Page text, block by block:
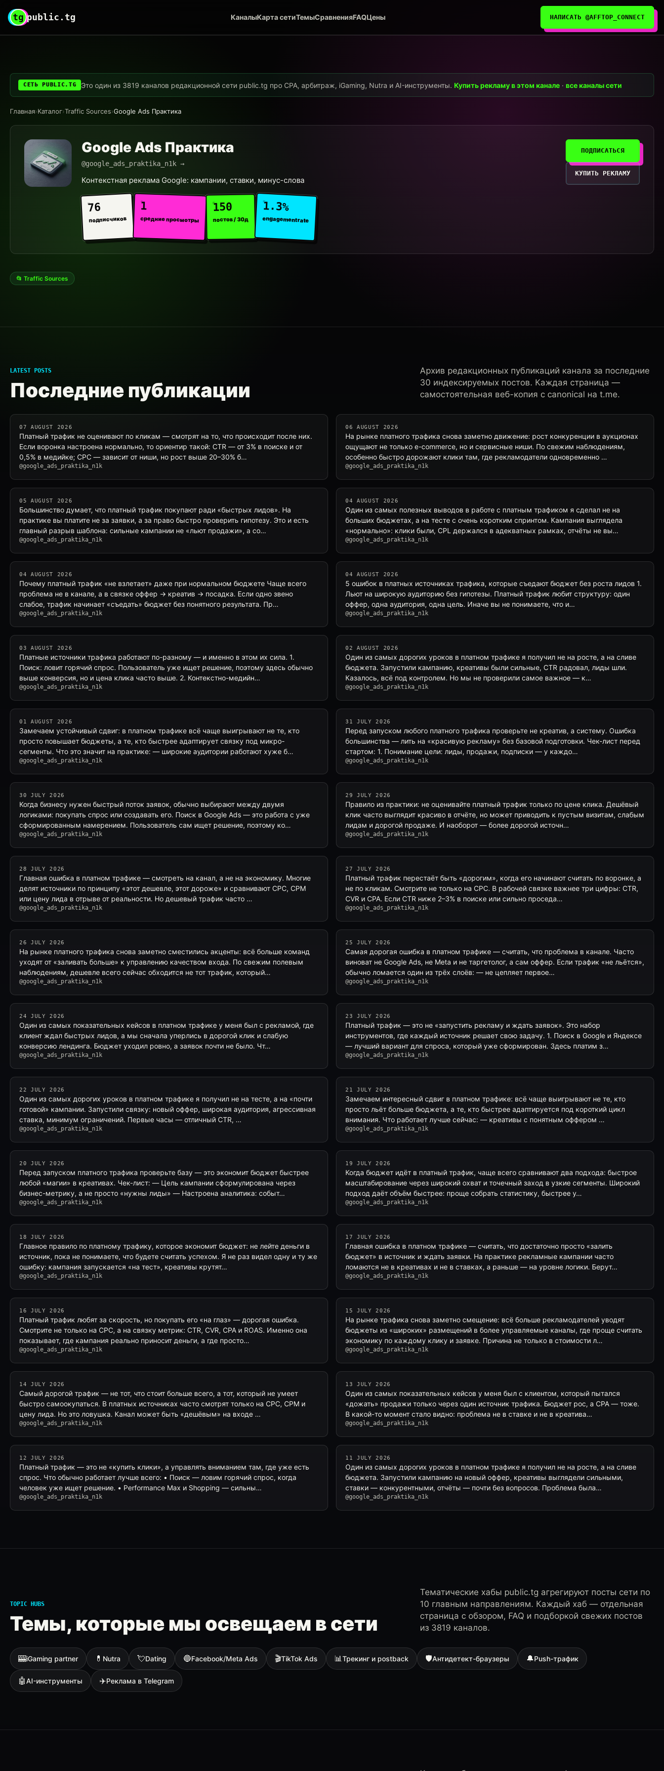
tg public.tg КаналыКарта сетиТемыСравненияFAQЦены НАПИСАТЬ @AFFTOP_CONNECT
СЕТЬ PUBLIC.TG Это один из 3819 каналов редакционной сети public.tg про CPA, арбитраж, iGaming, Nutra и AI-инструменты.Купить рекламу в этом канале ·все каналы сети
Главная›Каталог›Traffic Sources›Google Ads Практика
Google Ads Практика
@google_ads_praktika_n1k →
Контекстная реклама Google: кампании, ставки, минус-слова
76
подписчиков
1
средние просмотры
150
постов / 30д
1.3%
engagement rate
ПОДПИСАТЬСЯ
КУПИТЬ РЕКЛАМУ
📂 Traffic Sources
LATEST POSTS
Последние публикации
Архив редакционных публикаций канала за последние
30 индексируемых постов. Каждая страница —
самостоятельная веб-копия с canonical на t.me.
07 AUGUST 2026
Платный трафик не оценивают по кликам — смотрят на то, что происходит после них.
Если воронка настроена нормально, то ориентир такой: CTR — от 3% в поиске и от
0,5% в медийке; CPC — зависит от ниши, но рост выше 20–30% б…
@google_ads_praktika_n1k
06 AUGUST 2026
На рынке платного трафика снова заметно движение: рост конкуренции в аукционах
ощущают не только e-commerce, но и сервисные ниши. По свежим наблюдениям,
особенно быстро дорожают клики там, где рекламодатели одновременно …
@google_ads_praktika_n1k
05 AUGUST 2026
Большинство думает, что платный трафик покупают ради «быстрых лидов». На
практике вы платите не за заявки, а за право быстро проверить гипотезу. Это и есть
главный разрыв шаблона: сильные кампании не «льют продажи», а со…
@google_ads_praktika_n1k
04 AUGUST 2026
Один из самых полезных выводов в работе с платным трафиком я сделал не на
больших бюджетах, а на тесте с очень коротким спринтом. Кампания выглядела
«нормально»: клики были, CPL держался в адекватных рамках, отчёты не вы…
@google_ads_praktika_n1k
04 AUGUST 2026
Почему платный трафик «не взлетает» даже при нормальном бюджете Чаще всего
проблема не в канале, а в связке оффер → креатив → посадка. Если одно звено
слабое, трафик начинает «съедать» бюджет без понятного результата. Пр…
@google_ads_praktika_n1k
04 AUGUST 2026
5 ошибок в платных источниках трафика, которые съедают бюджет без роста лидов 1.
Льют на широкую аудиторию без гипотезы. Платный трафик любит структуру: один
оффер, одна аудитория, одна цель. Иначе вы не понимаете, что и…
@google_ads_praktika_n1k
03 AUGUST 2026
Платные источники трафика работают по-разному — и именно в этом их сила. 1.
Поиск: ловит горячий спрос. Пользователь уже ищет решение, поэтому здесь обычно
выше конверсия, но и цена клика часто выше. 2. Контекстно-медийн…
@google_ads_praktika_n1k
02 AUGUST 2026
Один из самых дорогих уроков в платном трафике я получил не на росте, а на сливе
бюджета. Запустили кампанию, креативы были сильные, CTR радовал, лиды шли.
Казалось, всё под контролем. Но мы не проверили самое важное — к…
@google_ads_praktika_n1k
01 AUGUST 2026
Замечаем устойчивый сдвиг: в платном трафике всё чаще выигрывают не те, кто
просто повышает бюджеты, а те, кто быстрее адаптирует связку под микро-
сегменты. Что это значит на практике: — широкие аудитории работают хуже б…
@google_ads_praktika_n1k
31 JULY 2026
Перед запуском любого платного трафика проверьте не креатив, а систему. Ошибка
большинства — лить на «красивую рекламу» без базовой подготовки. Чек-лист перед
стартом: 1. Понимание цели: лиды, продажи, подписки — у каждо…
@google_ads_praktika_n1k
30 JULY 2026
Когда бизнесу нужен быстрый поток заявок, обычно выбирают между двумя
логиками: покупать спрос или создавать его. Поиск в Google Ads — это работа с уже
сформированным намерением. Пользователь сам ищет решение, поэтому ко…
@google_ads_praktika_n1k
29 JULY 2026
Правило из практики: не оценивайте платный трафик только по цене клика. Дешёвый
клик часто выглядит красиво в отчёте, но может приводить к пустым визитам, слабым
лидам и дорогой продаже. И наоборот — более дорогой источн…
@google_ads_praktika_n1k
28 JULY 2026
Главная ошибка в платном трафике — смотреть на канал, а не на экономику. Многие
делят источники по принципу «этот дешевле, этот дороже» и сравнивают CPC, CPM
или цену лида в отрыве от реальности. Но дешевый трафик часто …
@google_ads_praktika_n1k
27 JULY 2026
Платный трафик перестаёт быть «дорогим», когда его начинают считать по воронке, а
не по кликам. Смотрите не только на CPC. В рабочей связке важнее три цифры: CTR,
CVR и CPA. Если CTR ниже 2–3% в поиске или сильно проседа…
@google_ads_praktika_n1k
26 JULY 2026
На рынке платного трафика снова заметно сместились акценты: всё больше команд
уходят от «заливать больше» к управлению качеством входа. По свежим полевым
наблюдениям, дешевле всего сейчас обходится не тот трафик, который…
@google_ads_praktika_n1k
25 JULY 2026
Самая дорогая ошибка в платном трафике — считать, что проблема в канале. Часто
виноват не Google Ads, не Meta и не таргетолог, а сам оффер. Если трафик «не льётся»,
обычно ломается один из трёх слоёв: — не цепляет первое…
@google_ads_praktika_n1k
24 JULY 2026
Один из самых показательных кейсов в платном трафике у меня был с рекламой, где
клиент ждал быстрых лидов, а мы сначала уперлись в дорогой клик и слабую
конверсию лендинга. Бюджет уходил ровно, а заявок почти не было. Чт…
@google_ads_praktika_n1k
23 JULY 2026
Платный трафик — это не «запустить рекламу и ждать заявок». Это набор
инструментов, где каждый источник решает свою задачу. 1. Поиск в Google и Яндексе
— лучший вариант для спроса, который уже сформирован. Здесь платим з…
@google_ads_praktika_n1k
22 JULY 2026
Один из самых дорогих уроков в платном трафике я получил не на тесте, а на «почти
готовой» кампании. Запустили связку: новый оффер, широкая аудитория, агрессивная
ставка, минимум ограничений. Первые часы — отличный CTR, …
@google_ads_praktika_n1k
21 JULY 2026
Замечаем интересный сдвиг в платном трафике: всё чаще выигрывают не те, кто
просто льёт больше бюджета, а те, кто быстрее адаптируется под короткий цикл
внимания. Что работает лучше сейчас: — креативы с понятным оффером …
@google_ads_praktika_n1k
20 JULY 2026
Перед запуском платного трафика проверьте базу — это экономит бюджет быстрее
любой «магии» в креативах. Чек-лист: — Цель кампании сформулирована через
бизнес-метрику, а не просто «нужны лиды» — Настроена аналитика: событ…
@google_ads_praktika_n1k
19 JULY 2026
Когда бюджет идёт в платный трафик, чаще всего сравнивают два подхода: быстрое
масштабирование через широкий охват и точечный заход в узкие сегменты. Широкий
подход даёт объём быстрее: проще собрать статистику, быстрее у…
@google_ads_praktika_n1k
18 JULY 2026
Главное правило по платному трафику, которое экономит бюджет: не лейте деньги в
источник, пока не понимаете, что будете считать успехом. Я не раз видел одну и ту же
ошибку: кампания запускается «на тест», креативы крутят…
@google_ads_praktika_n1k
17 JULY 2026
Главная ошибка в платном трафике — считать, что достаточно просто «залить
бюджет» в источник и ждать заявки. На практике рекламные кампании часто
ломаются не в креативах и не в ставках, а раньше — на уровне логики. Берут…
@google_ads_praktika_n1k
16 JULY 2026
Платный трафик любят за скорость, но покупать его «на глаз» — дорогая ошибка.
Смотрите не только на CPC, а на связку метрик: CTR, CVR, CPA и ROAS. Именно она
показывает, где кампания реально приносит деньги, а где просто…
@google_ads_praktika_n1k
15 JULY 2026
На рынке трафика снова заметно смещение: всё больше рекламодателей уводят
бюджеты из «широких» размещений в более управляемые каналы, где проще считать
экономику по каждому клику и заявке. Причина не только в стоимости л…
@google_ads_praktika_n1k
14 JULY 2026
Самый дорогой трафик — не тот, что стоит больше всего, а тот, который не умеет
быстро самоокупаться. В платных источниках часто смотрят только на CPC, CPM и
цену лида. Но это ловушка. Канал может быть «дешёвым» на входе …
@google_ads_praktika_n1k
13 JULY 2026
Один из самых показательных кейсов у меня был с клиентом, который пытался
«дожать» продажи только через один источник трафика. Бюджет рос, а CPA — тоже.
В какой-то момент стало видно: проблема не в ставке и не в креатива…
@google_ads_praktika_n1k
12 JULY 2026
Платный трафик — это не «купить клики», а управлять вниманием там, где уже есть
спрос. Что обычно работает лучше всего: • Поиск — ловим горячий спрос, когда
человек уже ищет решение. • Performance Max и Shopping — сильны…
@google_ads_praktika_n1k
11 JULY 2026
Один из самых дорогих уроков в платном трафике я получил не на росте, а на сливе
бюджета. Запустили кампанию на новый оффер, креативы выглядели сильными,
ставки — конкурентными, отчёты — почти без вопросов. Проблема была…
@google_ads_praktika_n1k
TOPIC HUBS
Темы, которые мы освещаем в сети
Тематические хабы public.tg агрегируют посты сети по
10 главным направлениям. Каждый хаб — отдельная
страница с обзором, FAQ и подборкой свежих постов
из 3819 каналов.
🎰iGaming partner 💊 Nutra 💘Dating 🔵Facebook/Meta Ads 🎬TikTok Ads 📊Трекинг и postback 🛡Антидетект-браузеры 🔔Push-трафик
🤖AI-инструменты ✈️Реклама в Telegram